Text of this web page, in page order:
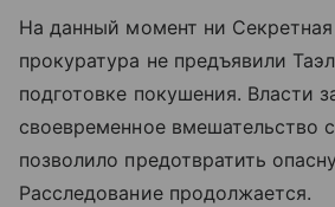
На данный момент ни
прокуратура не предъявили
подготовке покушения. Власти
своевременное вмешательство
позволило предотвратить
Расследование продолжается.